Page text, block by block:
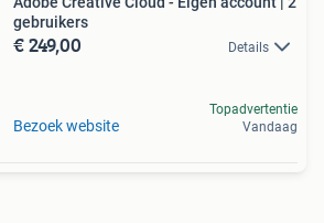
gebruikers
€ 249,00 Details
Bezoek website
Topadvertentie
Vandaag